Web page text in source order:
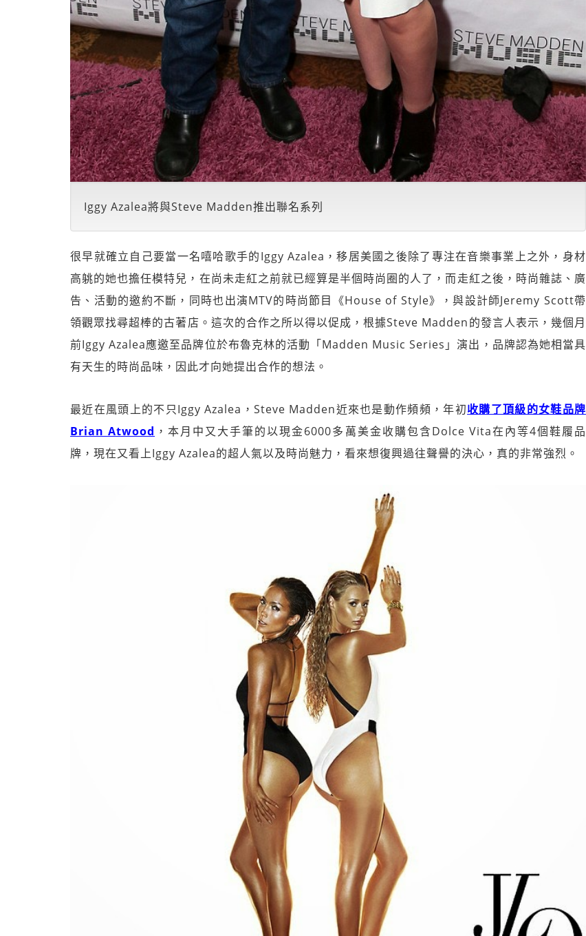
Iggy Azalea將與Steve Madden推出聯名系列
很早就確立自己要當一名嘻哈歌手的Iggy Azalea，移居美國之後除了專注在音樂事業上之外，身材
高䠷的她也擔任模特兒，在尚未走紅之前就已經算是半個時尚圈的人了，而走紅之後，時尚雜誌、廣
告、活動的邀約不斷，同時也出演MTV的時尚節目《House of Style》，與設計師Jeremy Scott帶
領觀眾找尋超棒的古著店。這次的合作之所以得以促成，根據Steve Madden的發言人表示，幾個月
前Iggy Azalea應邀至品牌位於布魯克林的活動「Madden Music Series」演出，品牌認為她相當具
有天生的時尚品味，因此才向她提出合作的想法。
最近在風頭上的不只Iggy Azalea，Steve Madden近來也是動作頻頻，年初收購了頂級的女鞋品牌
Brian Atwood ，本月中又大手筆的以現金6000多萬美金收購包含Dolce Vita在內等4個鞋履品
牌，現在又看上Iggy Azalea的超人氣以及時尚魅力，看來想復興過往聲譽的決心，真的非常強烈。